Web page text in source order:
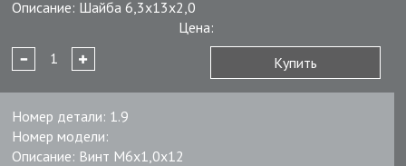
Описание: Шайба 6,3х13х2,0
Цена:
Купить
Номер детали: 1.9
Номер модели:
Описание: Винт М6х1,0х12